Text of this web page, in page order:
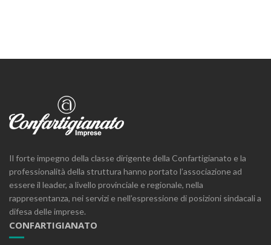
Il forte impegno della classe dirigente della Confartigianato e la
professionalità della struttura hanno portato l’associazione ad
essere il leader, a livello provinciale e regionale, nella
rappresentanza, nei servizi e nell’espressione di posizioni sindacali a
difesa delle imprese.
CONFARTIGIANATO